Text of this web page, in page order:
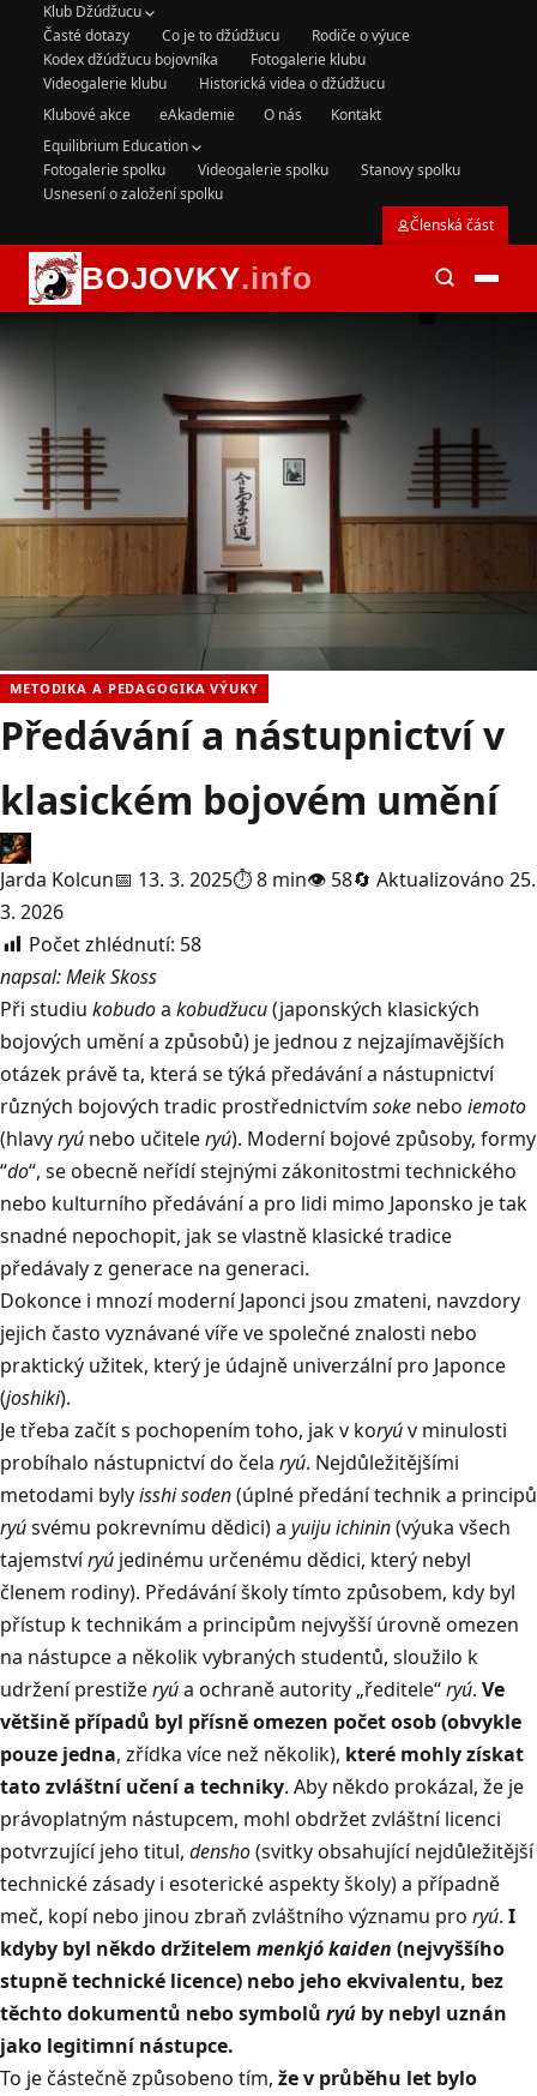
Klub Džúdžucu
Časté dotazy
Co je to džúdžucu
Rodiče o výuce
Kodex džúdžucu bojovníka
Fotogalerie klubu
Videogalerie klubu
Historická videa o džúdžucu
Klubové akce
eAkademie O nás
Kontakt
Equilibrium Education
Fotogalerie spolku
Videogalerie spolku
Stanovy spolku
Usnesení o založení spolku
Členská část
BOJOVKY.info
METODIKA A PEDAGOGIKA VÝUKY
Předávání a nástupnictví v
klasickém bojovém umění
Jarda Kolcun📅 13. 3. 2025⏱ 8 min👁 58🔄 Aktualizováno 25.
3. 2026
Počet zhlédnutí: 58
napsal: Meik Skoss
Při studiu kobudoa kobudžucu(japonských klasických
bojových umění a způsobů) je jednou z nejzajímavějších
otázek právě ta, která se týká předávání a nástupnictví
různých bojových tradic prostřednictvím soke nebo iemoto
(hlavyryú nebo učiteleryú). Moderní bojové způsoby, formy
“do“, se obecně neřídí stejnými zákonitostmi technického
nebo kulturního předávání a pro lidi mimo Japonsko je tak
snadné nepochopit, jak se vlastně klasické tradice
předávaly z generace na generaci.
Dokonce i mnozí moderní Japonci jsou zmateni, navzdory
jejich často vyznávané víře ve společné znalosti nebo
praktický užitek, který je údajně univerzální pro Japonce
(joshiki).
Je třeba začít s pochopením toho, jak v koryúv minulosti
probíhalo nástupnictví do čela ryú. Nejdůležitějšími
metodami bylyisshi soden(úplné předání technik a principů
ryúsvému pokrevnímu dědici) a yuiju ichinin(výuka všech
tajemstvíryú jedinému určenému dědici, který nebyl
členem rodiny). Předávání školy tímto způsobem, kdy byl
přístup k technikám a principům nejvyšší úrovně omezen
na nástupce a několik vybraných studentů, sloužilo k
udržení prestižeryúa ochraně autority „ředitele“ryú. Ve
většině případů byl přísně omezen počet osob (obvykle
pouze jedna, zřídka více než několik), které mohly získat
tato zvláštní učení a techniky. Aby někdo prokázal, že je
právoplatným nástupcem, mohl obdržet zvláštní licenci
potvrzující jeho titul, densho(svitky obsahující nejdůležitější
technické zásady i esoterické aspekty školy) a případně
meč, kopí nebo jinou zbraň zvláštního významu pro ryú. I
kdyby byl někdo držitelem menkjó kaiden (nejvyššího
stupně technické licence) nebo jeho ekvivalentu, bez
těchto dokumentů nebo symbolů ryú by nebyl uznán
jako legitimní nástupce.
To je částečně způsobeno tím, že v průběhu let bylo